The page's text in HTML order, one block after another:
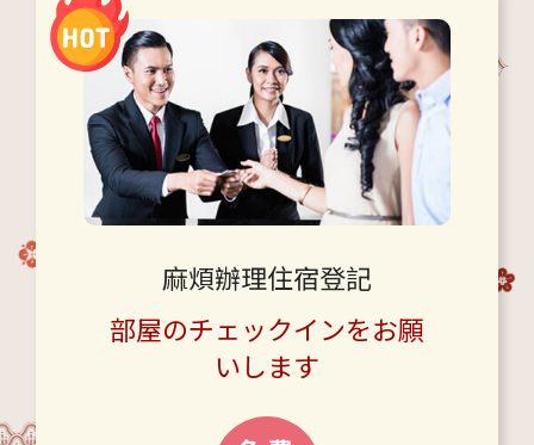
麻煩辦理住宿登記
部屋のチェックインをお願
いします